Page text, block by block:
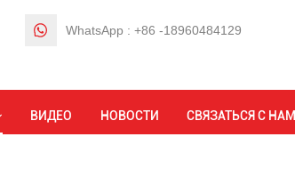
WhatsApp : +86 -18960484129
ВИДЕО НОВОСТИ СВЯЗАТЬСЯ С
Соединительная машина